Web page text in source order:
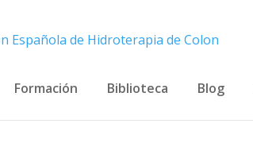
Formación Biblioteca Blog